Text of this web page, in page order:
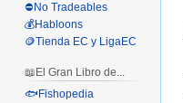
⛔No Tradeables
💰Habloons
🪙Tienda EC y LigaEC
📖El Gran Libro de...
🐟Fishopedia